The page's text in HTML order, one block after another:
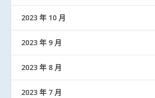
2023 年 10 月
2023 年 9 月
2023 年 8 月
2023 年 7 月